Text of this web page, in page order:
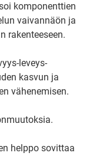
komponenttien
vaivannäön ja
rakenteeseen.
leveys-
kasvun ja
vähenemisen.
helppo sovittaa